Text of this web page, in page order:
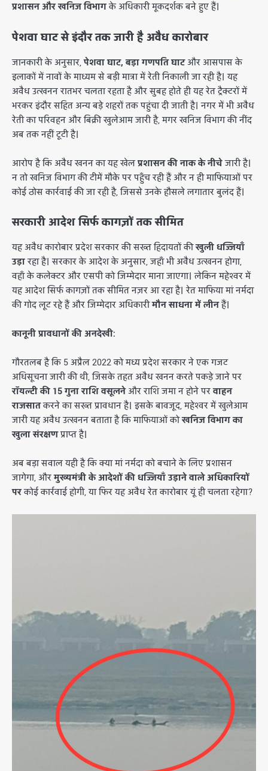
प्रशासन और खनिज विभागके अधिकारी मूकदर्शक बने हुए हैं।
पेशवा घाट से इंदौर तक जारी है अवैध कारोबार
​जानकारी के अनुसार,पेशवा घाट, बड़ा गणपति घाटऔर आसपास के
इलाकों में नावों के माध्यम से बड़ी मात्रा में रेती निकाली जा रही है। यह
अवैध उत्खनन रातभर चलता रहता है और सुबह होते ही यह रेत ट्रैक्टरों में
भरकर इंदौर सहित अन्य बड़े शहरों तक पहुंचा दी जाती है। नगर में भी अवैध
रेती का परिवहन और बिक्री खुलेआम जारी है, मगर खनिज विभाग की नींद
अब तक नहीं टूटी है।
​आरोप है कि अवैध खनन का यह खेलप्रशासन की नाक के नीचेजारी है।
न तो खनिज विभाग की टीमें मौके पर पहुँच रही हैं और न ही माफियाओं पर
कोई ठोस कार्रवाई की जा रही है, जिससे उनके हौसले लगातार बुलंद हैं।
सरकारी आदेश सिर्फ कागज़ों तक सीमित
​यह अवैध कारोबार प्रदेश सरकार की सख्त हिदायतों कीखुली धज्जियाँ
उड़ारहा है। सरकार के आदेश के अनुसार, जहाँ भी अवैध उत्खनन होगा,
वहाँ के कलेक्टर और एसपी को जिम्मेदार माना जाएगा। लेकिन महेश्वर में
यह आदेश सिर्फ कागज़ों तक सीमित नज़र आ रहा है। रेत माफिया मां नर्मदा
की गोद लूट रहे हैं और जिम्मेदार अधिकारीमौन साधना में लीनहैं।
कानूनी प्रावधानों की अनदेखी:
​गौरतलब है कि 5 अप्रैल 2022 को मध्य प्रदेश सरकार ने एक गजट
अधिसूचना जारी की थी, जिसके तहत अवैध खनन करते पकड़े जाने पर
रॉयल्टी की 15 गुना राशि वसूलनेऔर राशि जमा न होने परवाहन
राजसातकरने का सख्त प्रावधान है। इसके बावजूद, महेश्वर में खुलेआम
जारी यह अवैध उत्खनन बताता है कि माफियाओं कोखनिज विभाग का
खुला संरक्षणप्राप्त है।
अब बड़ा सवाल यही है कि क्या मां नर्मदा को बचाने के लिए प्रशासन
जागेगा, औरमुख्यमंत्री के आदेशों की धज्जियाँ उड़ाने वाले अधिकारियों
परकोई कार्रवाई होगी, या फिर यह अवैध रेत कारोबार यूं ही चलता रहेगा?